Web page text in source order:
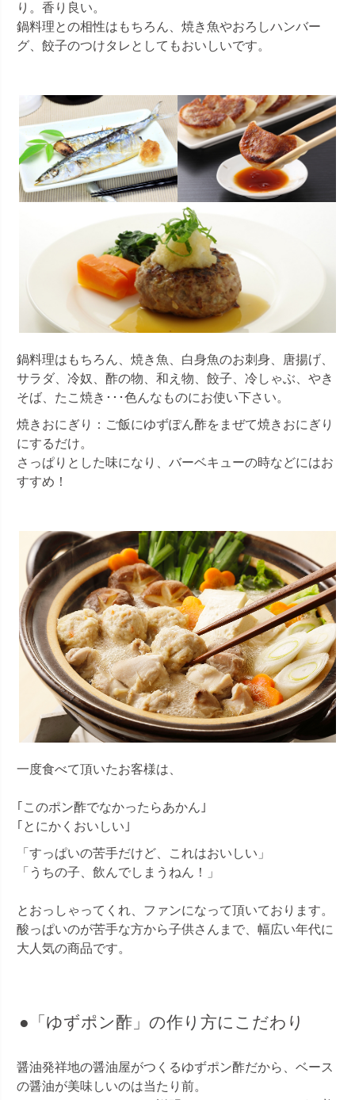
り。香り良い。
鍋料理との相性はもちろん、焼き魚やおろしハンバー
グ、餃子のつけタレとしてもおいしいです。
鍋料理はもちろん、焼き魚、白身魚のお刺身、唐揚げ、
サラダ、冷奴、酢の物、和え物、餃子、冷しゃぶ、やき
そば、たこ焼き･･･色んなものにお使い下さい。
焼きおにぎり：ご飯にゆずぽん酢をまぜて焼きおにぎり
にするだけ。
さっぱりとした味になり、バーベキューの時などにはお
すすめ！
一度食べて頂いたお客様は、
｢このポン酢でなかったらあかん｣
｢とにかくおいしい｣
「すっぱいの苦手だけど、これはおいしい」
「うちの子、飲んでしまうねん！」
とおっしゃってくれ、ファンになって頂いております。
酸っぱいのが苦手な方から子供さんまで、幅広い年代に
大人気の商品です。
●「ゆずポン酢」の作り方にこだわり
醤油発祥地の醤油屋がつくるゆずポン酢だから、ベース
の醤油が美味しいのは当たり前。